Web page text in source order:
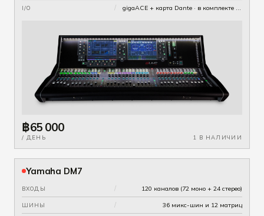
I/O / gigaACE + карта Dante · в комплекте стейджбоксы DX168
฿65 000
/ ДЕНЬ 1 В НАЛИЧИИ
Yamaha DM7
ВХОДЫ / 120 каналов (72 моно + 24 стерео)
ШИНЫ / 36 микс-шин и 12 матриц